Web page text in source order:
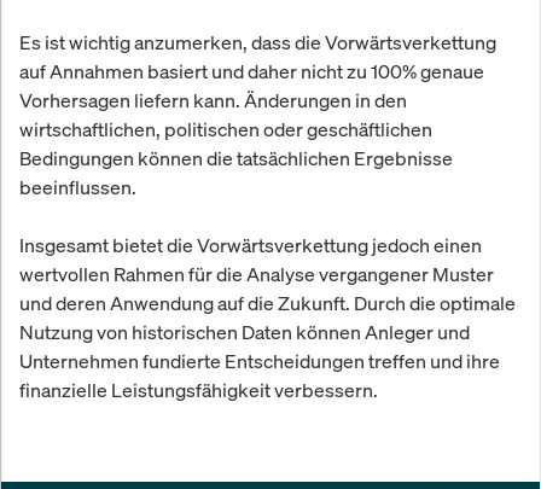
Es ist wichtig anzumerken, dass die Vorwärtsverkettung
auf Annahmen basiert und daher nicht zu 100% genaue
Vorhersagen liefern kann. Änderungen in den
wirtschaftlichen, politischen oder geschäftlichen
Bedingungen können die tatsächlichen Ergebnisse
beeinflussen.
Insgesamt bietet die Vorwärtsverkettung jedoch einen
wertvollen Rahmen für die Analyse vergangener Muster
und deren Anwendung auf die Zukunft. Durch die optimale
Nutzung von historischen Daten können Anleger und
Unternehmen fundierte Entscheidungen treffen und ihre
finanzielle Leistungsfähigkeit verbessern.